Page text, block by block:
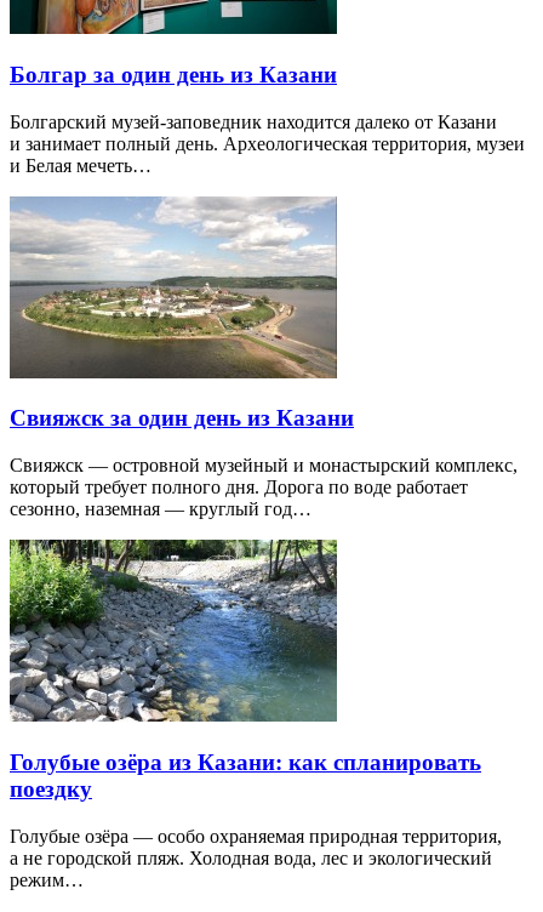
Болгар за один день из Казани
Болгарский музей-заповедник находится далеко от Казани
и занимает полный день. Археологическая территория, музеи
и Белая мечеть…
Свияжск за один день из Казани
Свияжск — островной музейный и монастырский комплекс,
который требует полного дня. Дорога по воде работает
сезонно, наземная — круглый год…
Голубые озёра из Казани: как спланировать
поездку
Голубые озёра — особо охраняемая природная территория,
а не городской пляж. Холодная вода, лес и экологический
режим…